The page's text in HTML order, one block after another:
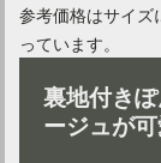
カーテン選びのポ
カーテンをおし
参考価格はサイ
っています。
裏地付き
ージュが